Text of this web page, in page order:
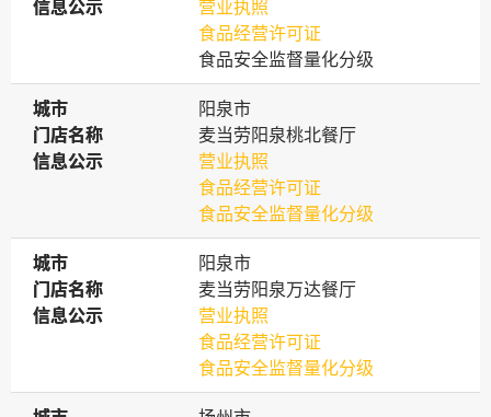
信息公示
信息公示
营业执照
食品经营许可证
食品安全监督量化分级
城市
城市
阳泉市
门店名称
门店名称
麦当劳阳泉桃北餐厅
信息公示
信息公示
营业执照
食品经营许可证
食品安全监督量化分级
城市
城市
阳泉市
门店名称
门店名称
麦当劳阳泉万达餐厅
信息公示
信息公示
营业执照
食品经营许可证
食品安全监督量化分级